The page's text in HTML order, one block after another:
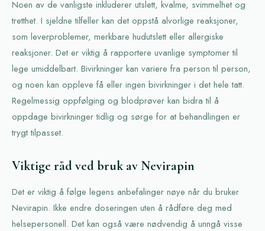
Noen av de vanligste inkluderer utslett, kvalme, svimmelhet og
tretthet. I sjeldne tilfeller kan det oppstå alvorlige reaksjoner,
som leverproblemer, merkbare hudutslett eller allergiske
reaksjoner. Det er viktig å rapportere uvanlige symptomer til
lege umiddelbart. Bivirkninger kan variere fra person til person,
og noen kan oppleve få eller ingen bivirkninger i det hele tatt.
Regelmessig oppfølging og blodprøver kan bidra til å
oppdage bivirkninger tidlig og sørge for at behandlingen er
trygt tilpasset.
Viktige råd ved bruk av Nevirapin
Det er viktig å følge legens anbefalinger nøye når du bruker
Nevirapin. Ikke endre doseringen uten å rådføre deg med
helsepersonell. Det kan også være nødvendig å unngå visse